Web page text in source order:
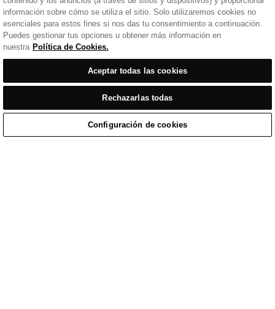
Ropa Casual /
Home Cart Enquiry Waitlist
información sobre cómo se utiliza el sitio. Solo utilizaremos cookies no
esenciales para estos fines si nos das tu consentimiento a continuación.
Puedes gestionar tus opciones u obtener más información en
nuestra Política de Cookies.
Aceptar todas las cookies
Rechazarlas todas
Configuración de cookies